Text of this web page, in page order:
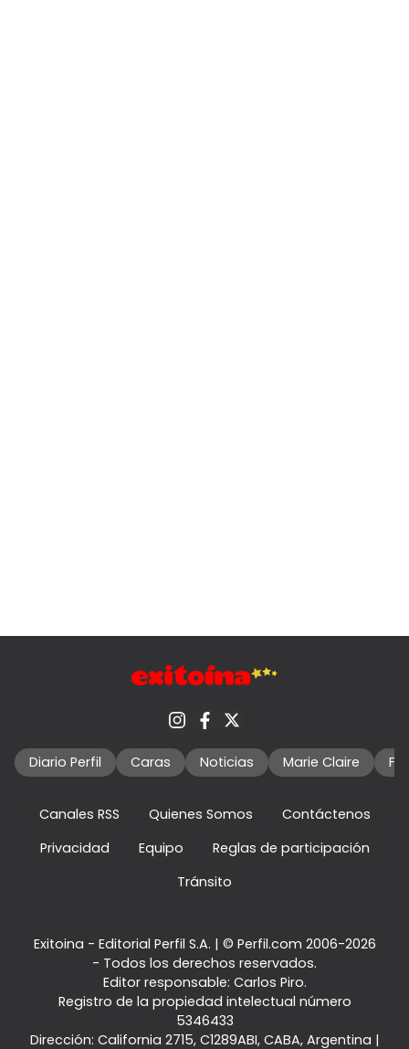
Diario Perfil Caras Noticias Marie Claire
Canales RSS Quienes Somos
Contáctenos
Privacidad
Equipo
Reglas de participación
Tránsito
Exitoina - Editorial Perfil S.A. | © Perfil.com 2006-2026
- Todos los derechos reservados.
Editor responsable: Carlos Piro.
Registro de la propiedad intelectual número
5346433
Dirección: California 2715, C1289ABI, CABA, Argentina |